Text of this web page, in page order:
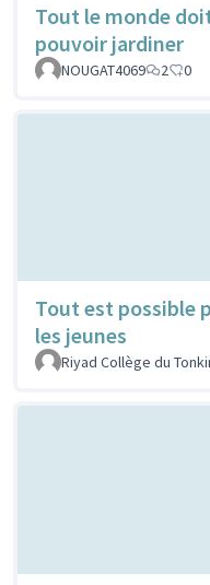
Tout le monde
pouvoir jardiner
NOUGAT4069
2 0
Tout est possible
les jeunes
Riyad Collège du